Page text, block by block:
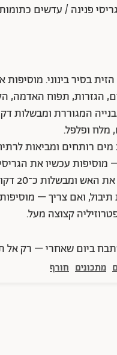
גריסי פנינה / עדשים
ביום שאחרי – רק
מתכונים חורף